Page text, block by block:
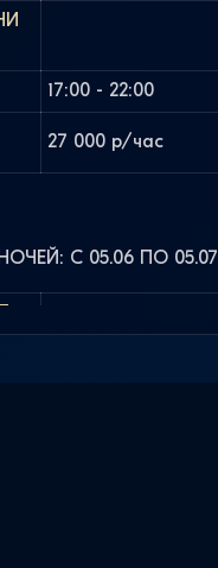
17:00 - 22:00
27 000 р/час
С 05.06 ПО 05.07